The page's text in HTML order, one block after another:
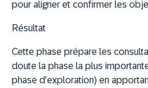
pour aligner et confirmer les
Résultat
Cette phase prépare les
doute la phase la plus
phase d’exploration) en